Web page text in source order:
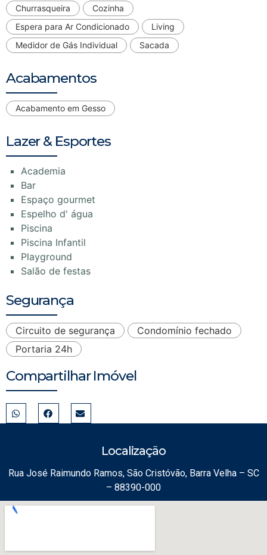
Churrasqueira
Cozinha
Espera para Ar Condicionado
Living
Medidor de Gás Individual
Sacada
Acabamentos
Acabamento em Gesso
Lazer & Esportes
Academia
Bar
Espaço gourmet
Espelho d' água
Piscina
Piscina Infantil
Playground
Salão de festas
Segurança
Circuito de segurança
Condomínio fechado
Portaria 24h
Compartilhar Imóvel
Localização
Rua José Raimundo Ramos, São Cristóvão, Barra Velha – SC
– 88390-000